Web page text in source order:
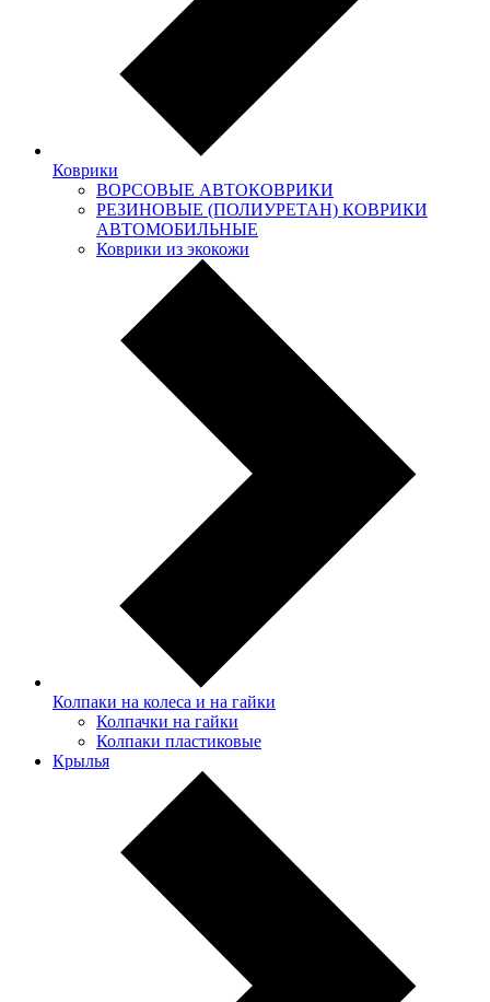
Коврики
ВОРСОВЫЕ АВТОКОВРИКИ
РЕЗИНОВЫЕ (ПОЛИУРЕТАН) КОВРИКИ
АВТОМОБИЛЬНЫЕ
Коврики из экокожи
Колпаки на колеса и на гайки
Колпачки на гайки
Колпаки пластиковые
Крылья